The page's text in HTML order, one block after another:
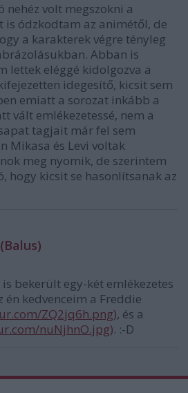
nehéz volt megszokni a
is ódzkodtam az animétől, de
a karakterek végre tényleg
Abban is
lettek eléggé kidolgozva a
idegesítő, kicsit sem
emiatt a sorozat inkább a
vált emlékezetessé, nem a
tagjait már fel sem
Mikasa és Levi voltak
meg nyomik, de szerintem
hogy kicsit se hasonlítsanak az
is bekerült egy-két emlékezetes
én kedvenceim a Freddie
ZQ2jq6h.png), és a
nuNjhnO.jpg). :-D